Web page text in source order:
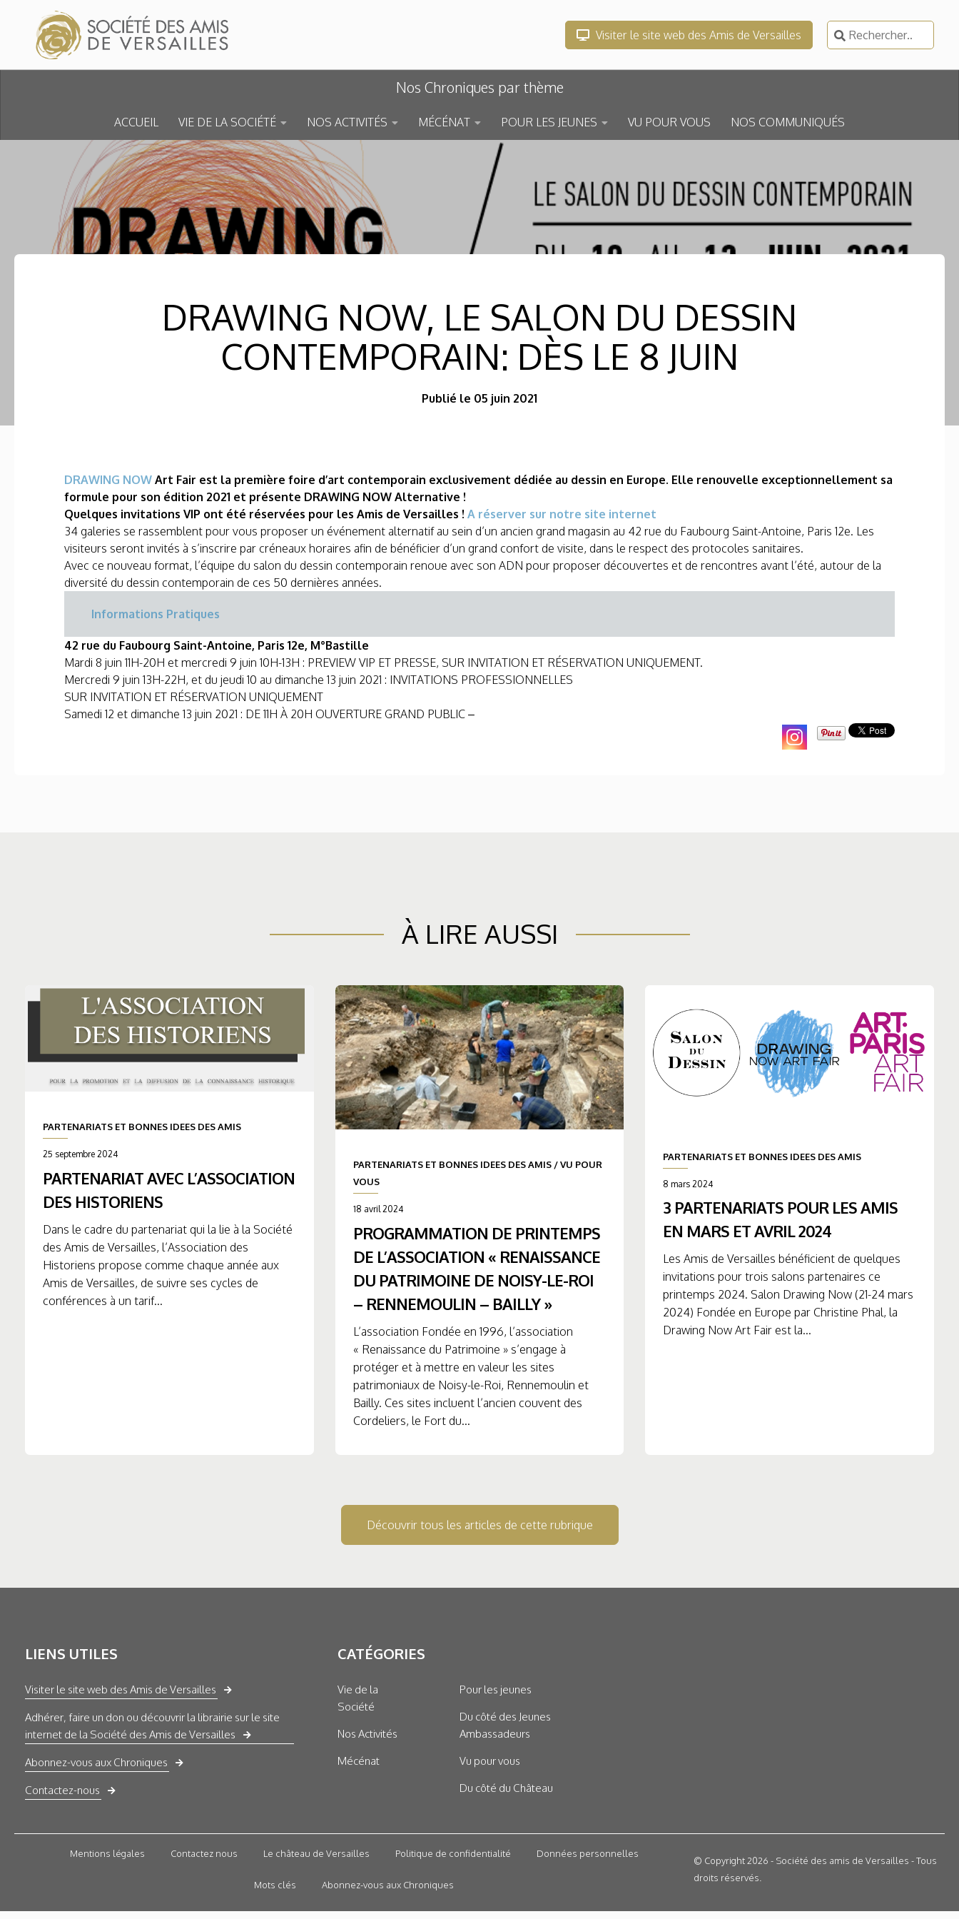
Skip to content
Visiter le site web des Amis de Versailles
Rechercher :
Nos Chroniques par thème
ACCUEIL VIE DE LA SOCIÉTÉ NOS ACTIVITÉS MÉCÉNAT POUR LES JEUNES VU POUR VOUS NOS COMMUNIQUÉS
DRAWING NOW, LE SALON DU DESSIN
CONTEMPORAIN: DÈS LE 8 JUIN
Publié le 05 juin 2021
DRAWING NOW Art Fair est la première foire d’art contemporain exclusivement dédiée au dessin en Europe. Elle renouvelle exceptionnellement sa
formule pour son édition 2021 et présente DRAWING NOW Alternative !
Quelques invitations VIP ont été réservées pour les Amis de Versailles ! A réserver sur notre site internet
34 galeries se rassemblent pour vous proposer un événement alternatif au sein d’un ancien grand magasin au 42 rue du Faubourg Saint-Antoine, Paris 12e. Les
visiteurs seront invités à s’inscrire par créneaux horaires afin de bénéficier d’un grand confort de visite, dans le respect des protocoles sanitaires.
Avec ce nouveau format, l’équipe du salon du dessin contemporain renoue avec son ADN pour proposer découvertes et de rencontres avant l’été, autour de la
diversité du dessin contemporain de ces 50 dernières années.
Informations Pratiques
42 rue du Faubourg Saint-Antoine, Paris 12e, M°Bastille
Mardi 8 juin 11H-20H et mercredi 9 juin 10H-13H : PREVIEW VIP ET PRESSE, SUR INVITATION ET RÉSERVATION UNIQUEMENT.
Mercredi 9 juin 13H-22H, et du jeudi 10 au dimanche 13 juin 2021 : INVITATIONS PROFESSIONNELLES
SUR INVITATION ET RÉSERVATION UNIQUEMENT
Samedi 12 et dimanche 13 juin 2021 : DE 11H À 20H OUVERTURE GRAND PUBLIC –
À LIRE AUSSI
PARTENARIATS ET BONNES IDEES DES AMIS
25 septembre 2024
PARTENARIAT AVEC L’ASSOCIATION
DES HISTORIENS
Dans le cadre du partenariat qui la lie à la Société
des Amis de Versailles, l’Association des
Historiens propose comme chaque année aux
Amis de Versailles, de suivre ses cycles de
conférences à un tarif...
PARTENARIATS ET BONNES IDEES DES AMIS/VU POUR
VOUS
18 avril 2024
PROGRAMMATION DE PRINTEMPS
DE L’ASSOCIATION « RENAISSANCE
DU PATRIMOINE DE NOISY-LE-ROI
– RENNEMOULIN – BAILLY »
L’association Fondée en 1996, l’association
« Renaissance du Patrimoine » s’engage à
protéger et à mettre en valeur les sites
patrimoniaux de Noisy-le-Roi, Rennemoulin et
Bailly. Ces sites incluent l’ancien couvent des
Cordeliers, le Fort du...
PARTENARIATS ET BONNES IDEES DES AMIS
8 mars 2024
3 PARTENARIATS POUR LES AMIS
EN MARS ET AVRIL 2024
Les Amis de Versailles bénéficient de quelques
invitations pour trois salons partenaires ce
printemps 2024. Salon Drawing Now (21-24 mars
2024) Fondée en Europe par Christine Phal, la
Drawing Now Art Fair est la...
Découvrir tous les articles de cette rubrique
LIENS UTILES
Visiter le site web des Amis de Versailles
Adhérer, faire un don ou découvrir la librairie sur le site
internet de la Société des Amis de Versailles
Abonnez-vous aux Chroniques
Contactez-nous
CATÉGORIES
Vie de la
Société
Nos Activités
Mécénat
Pour les jeunes
Du côté des Jeunes
Ambassadeurs
Vu pour vous
Du côté du Château
Mentions légales Contactez nous Le château de Versailles Politique de confidentialité Données personnelles
Mots clés Abonnez-vous aux Chroniques
© Copyright 2026 - Société des amis de Versailles - Tous
droits réservés.